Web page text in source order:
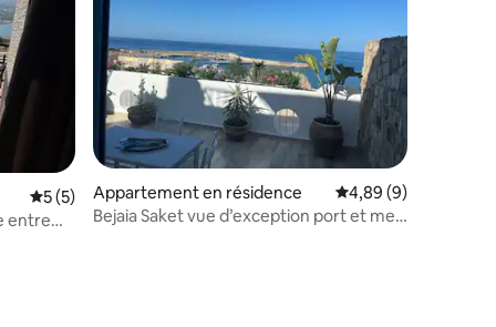
Évaluation moyenne sur la base de 5 commentaires : 5 sur 5
5 (5)
entre
Appartement en résidence Évaluation moyenne
4,89 (9)
Bejaia Saket vue d’exception port et mer